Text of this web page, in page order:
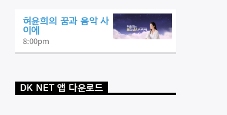
허윤희의 꿈과 음악 사
이에
8:00pm
DK NET 앱 다운로드